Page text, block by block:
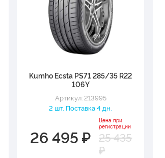
Kumho Ecsta PS71 285/35 R22
106Y
Артикул: 213995
2 шт. Поставка 4 дн.
26 495 ₽
Цена при
регистрации
25 435
₽